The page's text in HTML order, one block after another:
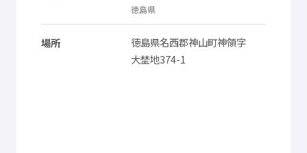
徳島県
場所 徳島県名西郡神山町神領字
大埜地374-1